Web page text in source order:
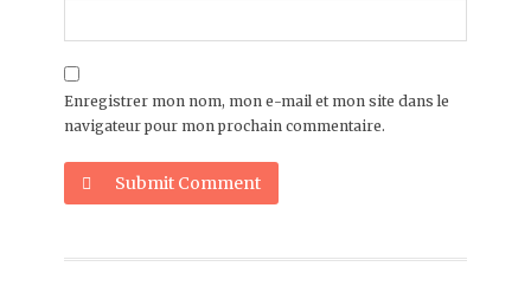
Enregistrer mon nom, mon e-mail et mon site dans le
navigateur pour mon prochain commentaire.
Submit Comment